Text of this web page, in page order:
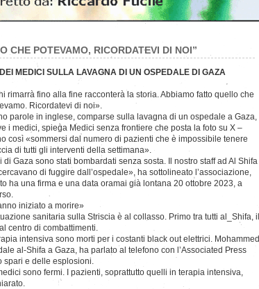
CHE POTEVAMO, RICORDATEVI DI NOI”
MEDICI SULLA LAVAGNA DI UN OSPEDALE DI GAZA
rimarrà fino alla fine racconterà la storia. Abbiamo fatto quello che
Ricordatevi di noi».
parole in inglese, comparse sulla lavagna di un ospedale a Gaza,
i medici, spiega Medici senza frontiere che posta la foto su X –
così «sommersi dal numero di pazienti che è impossibile tenere
di tutti gli interventi della settimana».
Gaza sono stati bombardati senza sosta. Il nostro staff ad Al Shifa
di fuggire dall’ospedale», ha sottolineato l’associazione,
ha una firma e una data oramai già lontana 20 ottobre 2023, a
iniziato a morire»
sanitaria sulla Striscia è al collasso. Primo tra tutti al_Shifa, il
centro di combattimenti.
intensiva sono morti per i costanti black out elettrici. Mohammed
al-Shifa a Gaza, ha parlato al telefono con l’Associated Press
spari e delle esplosioni.
sono fermi. I pazienti, soprattutto quelli in terapia intensiva,